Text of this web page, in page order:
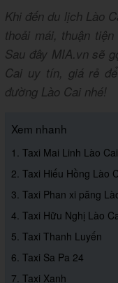
Khi đến du lịch Lào
thoải mái, thuận
Sau đây MIA.vn sẽ
Cai uy tín, giá rẻ
đường Lào Cai nhé!
Xem nhanh
1. Taxi Mai Linh Lào Cai
2. Taxi Hiếu Hồng Lào
3. Taxi Phan xi păng
4. Taxi Hữu Nghị Lào
5. Taxi Thanh Luyến
6. Taxi Sa Pa 24
7. Taxi Xanh